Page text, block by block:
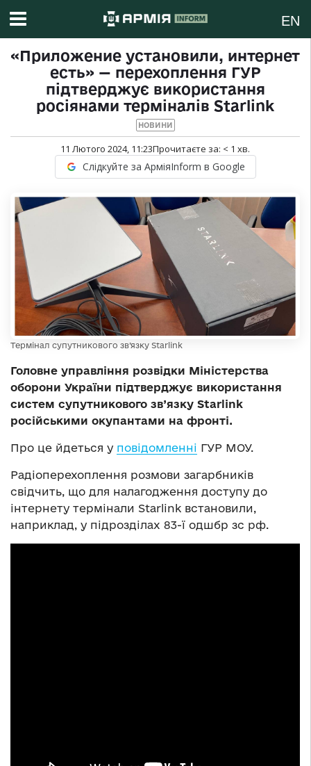
EN
«Приложение установили, интернет
есть» — перехоплення ГУР
підтверджує використання
росіянами терміналів Starlink
НОВИНИ
11 Лютого 2024, 11:23Прочитаєте за: < 1 хв.
Слідкуйте за АрміяInform в Google
Термінал супутникового зв’язку Starlink
Головне управління розвідки Міністерства
оборони України підтверджує використання
систем супутникового зв’язку Starlink
російськими окупантами на фронті.
Про це йдеться у повідомленні ГУР МОУ.
Радіоперехоплення розмови загарбників
свідчить, що для налагодження доступу до
інтернету термінали Starlink встановили,
наприклад, у підрозділах 83-ї одшбр зс рф.